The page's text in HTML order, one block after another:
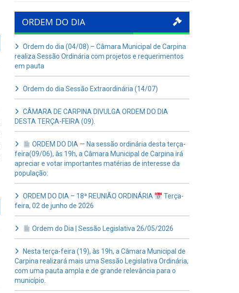
ORDEM DO DIA
Ordem do dia (04/08) – Câmara Municipal de Carpina
realiza Sessão Ordinária com projetos e requerimentos
em pauta
Ordem do dia Sessão Extraordinária (14/07)
CÂMARA DE CARPINA DIVULGA ORDEM DO DIA
DESTA TERÇA-FEIRA (09).
ORDEM DO DIA — Na sessão ordinária desta terça-
feira(09/06), às 19h, a Câmara Municipal de Carpina irá
apreciar e votar importantes matérias de interesse da
população:
ORDEM DO DIA – 18ª REUNIÃO ORDINÁRIA
Terça-
feira, 02 de junho de 2026
Ordem do Dia | Sessão Legislativa 26/05/2026
Nesta terça-feira (19), às 19h, a Câmara Municipal de
Carpina realizará mais uma Sessão Legislativa Ordinária,
com uma pauta ampla e de grande relevância para o
município.